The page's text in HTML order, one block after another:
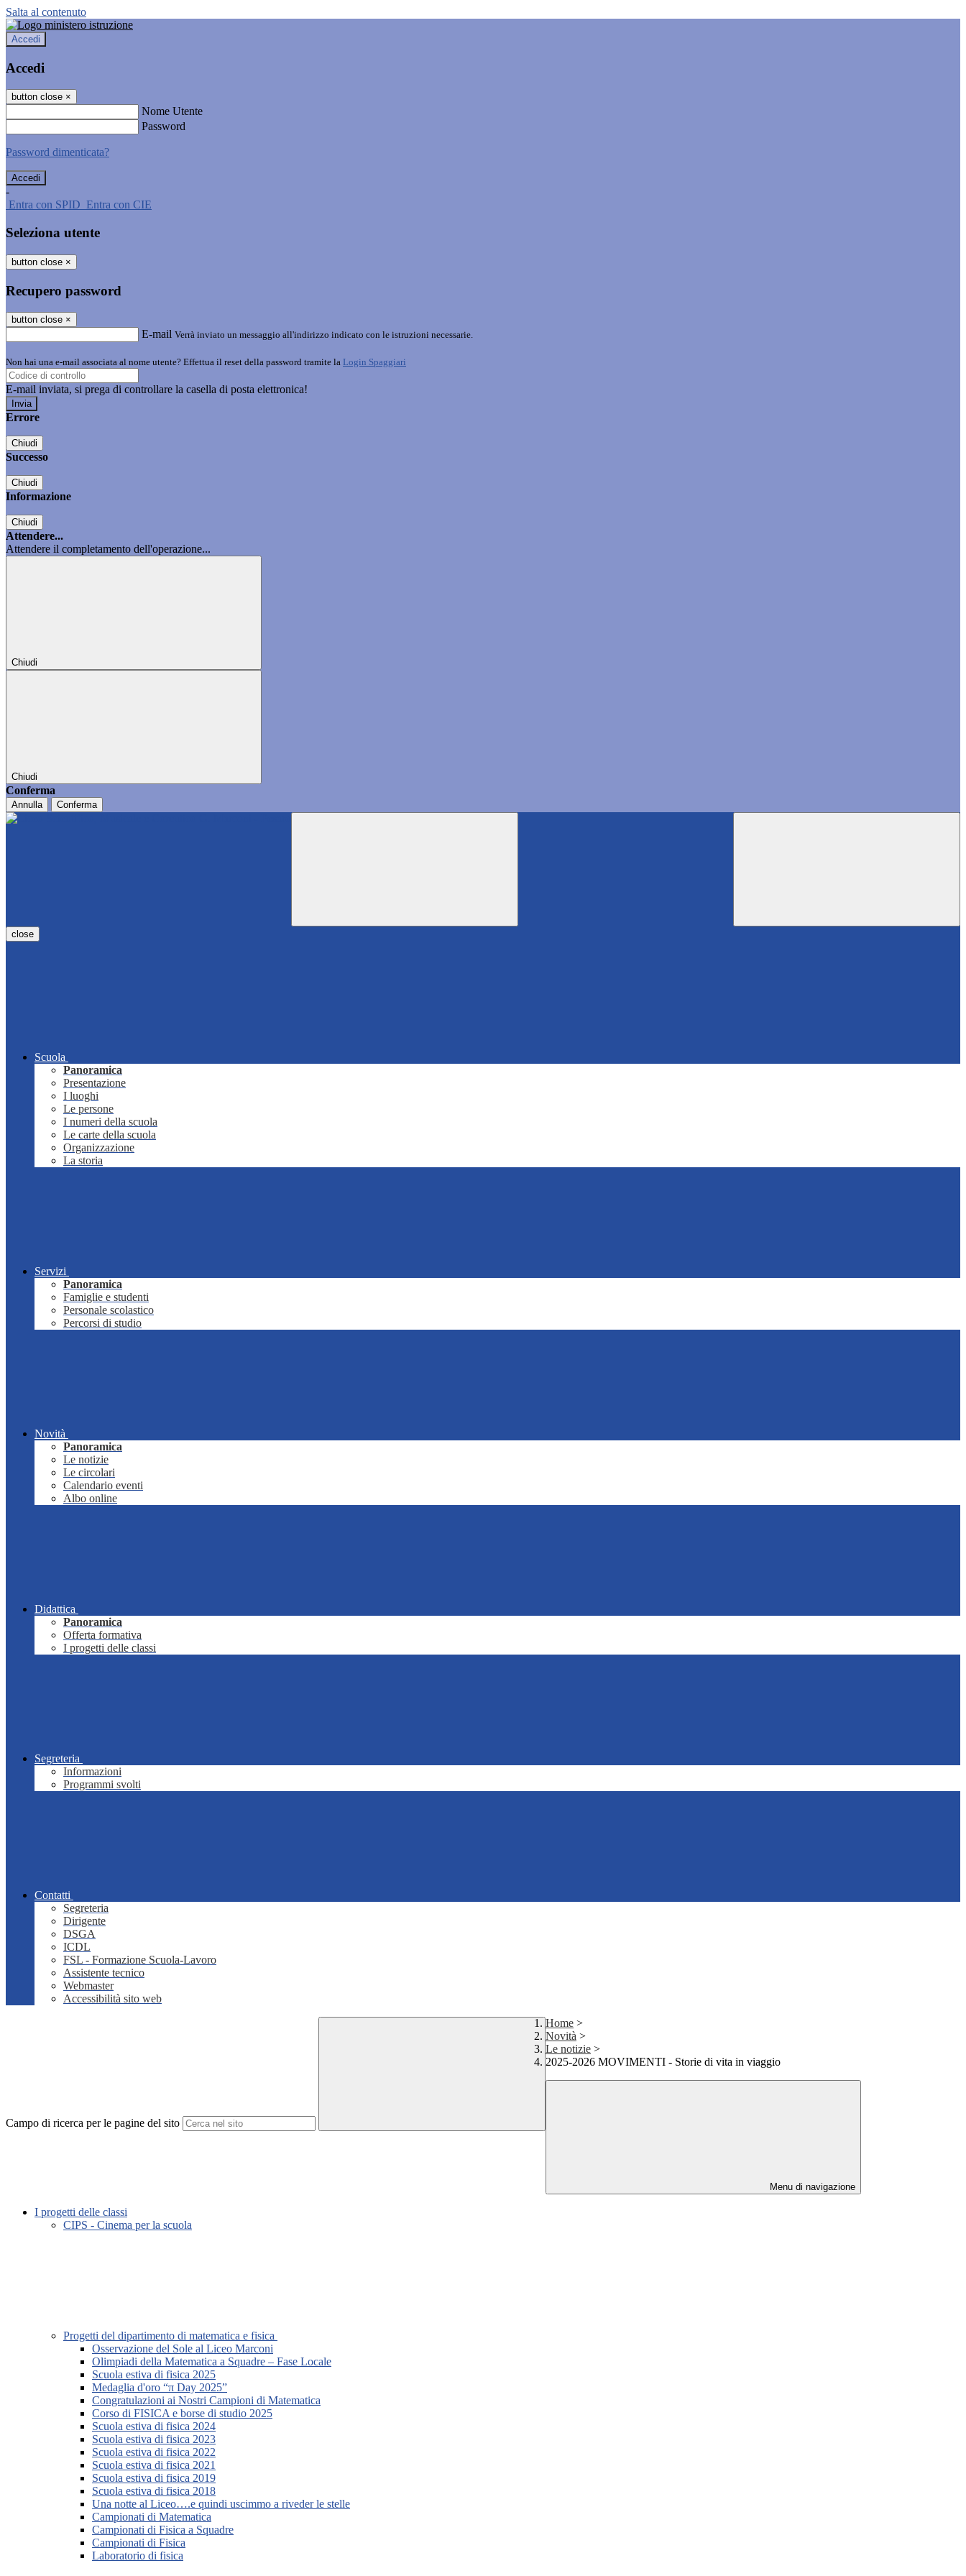
Salta al contenuto
Accedi
Accedi
button close ×
Nome Utente
Password
Password dimenticata?
-
Entra con SPID Entra con CIE
Seleziona utente
button close ×
Recupero password
button close ×
E-mail Verrà inviato un messaggio all'indirizzo indicato con le istruzioni necessarie.
Non hai una e-mail associata al nome utente? Effettua il reset della password tramite la Login Spaggiari
E-mail inviata, si prega di controllare la casella di posta elettronica!
Errore
Chiudi
Successo
Chiudi
Informazione
Chiudi
Attendere...
Attendere il completamento dell'operazione...
Chiudi
Chiudi
Conferma
Annulla Conferma
close
Scuola
Panoramica
Presentazione
I luoghi
Le persone
I numeri della scuola
Le carte della scuola
Organizzazione
La storia
Servizi
Panoramica
Famiglie e studenti
Personale scolastico
Percorsi di studio
Novità
Panoramica
Le notizie
Le circolari
Calendario eventi
Albo online
Didattica
Panoramica
Offerta formativa
I progetti delle classi
Segreteria
Informazioni
Programmi svolti
Contatti
Segreteria
Dirigente
DSGA
ICDL
FSL - Formazione Scuola-Lavoro
Assistente tecnico
Webmaster
Accessibilità sito web
Campo di ricerca per le pagine del sito
Home >
Novità >
Le notizie >
2025-2026 MOVIMENTI - Storie di vita in viaggio
Menu di navigazione
I progetti delle classi
CIPS - Cinema per la scuola
Progetti del dipartimento di matematica e fisica
Osservazione del Sole al Liceo Marconi
Olimpiadi della Matematica a Squadre – Fase Locale
Scuola estiva di fisica 2025
Medaglia d'oro “π Day 2025”
Congratulazioni ai Nostri Campioni di Matematica
Corso di FISICA e borse di studio 2025
Scuola estiva di fisica 2024
Scuola estiva di fisica 2023
Scuola estiva di fisica 2022
Scuola estiva di fisica 2021
Scuola estiva di fisica 2019
Scuola estiva di fisica 2018
Una notte al Liceo….e quindi uscimmo a riveder le stelle
Campionati di Matematica
Campionati di Fisica a Squadre
Campionati di Fisica
Laboratorio di fisica